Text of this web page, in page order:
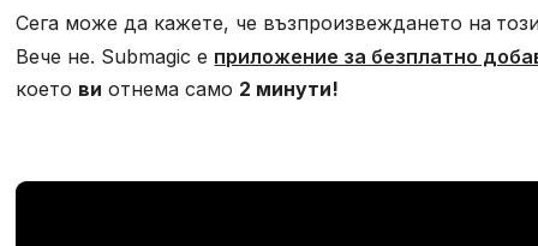
Сега може да кажете, че възпроизвеждането на
Вече не. Submagic е приложение за безплатно
което ви отнема само 2 минути!